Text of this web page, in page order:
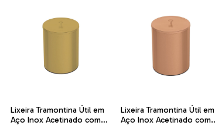
Lixeira Tramontina Útil em
Aço Inox Acetinado com
Lixeira Tramontina Útil em
Aço Inox Acetinado com